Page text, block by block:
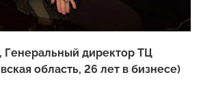
Генеральный директор ТЦ
область, 26 лет в бизнесе)